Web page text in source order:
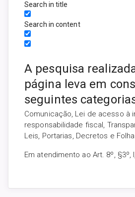
Search in title
Search in content
A pesquisa
página leva em
seguintes
Comunicação, Lei de acesso à
responsabilidade fiscal,
Leis, Portarias, Decretos e
Em atendimento ao Art. 8º, §3º,